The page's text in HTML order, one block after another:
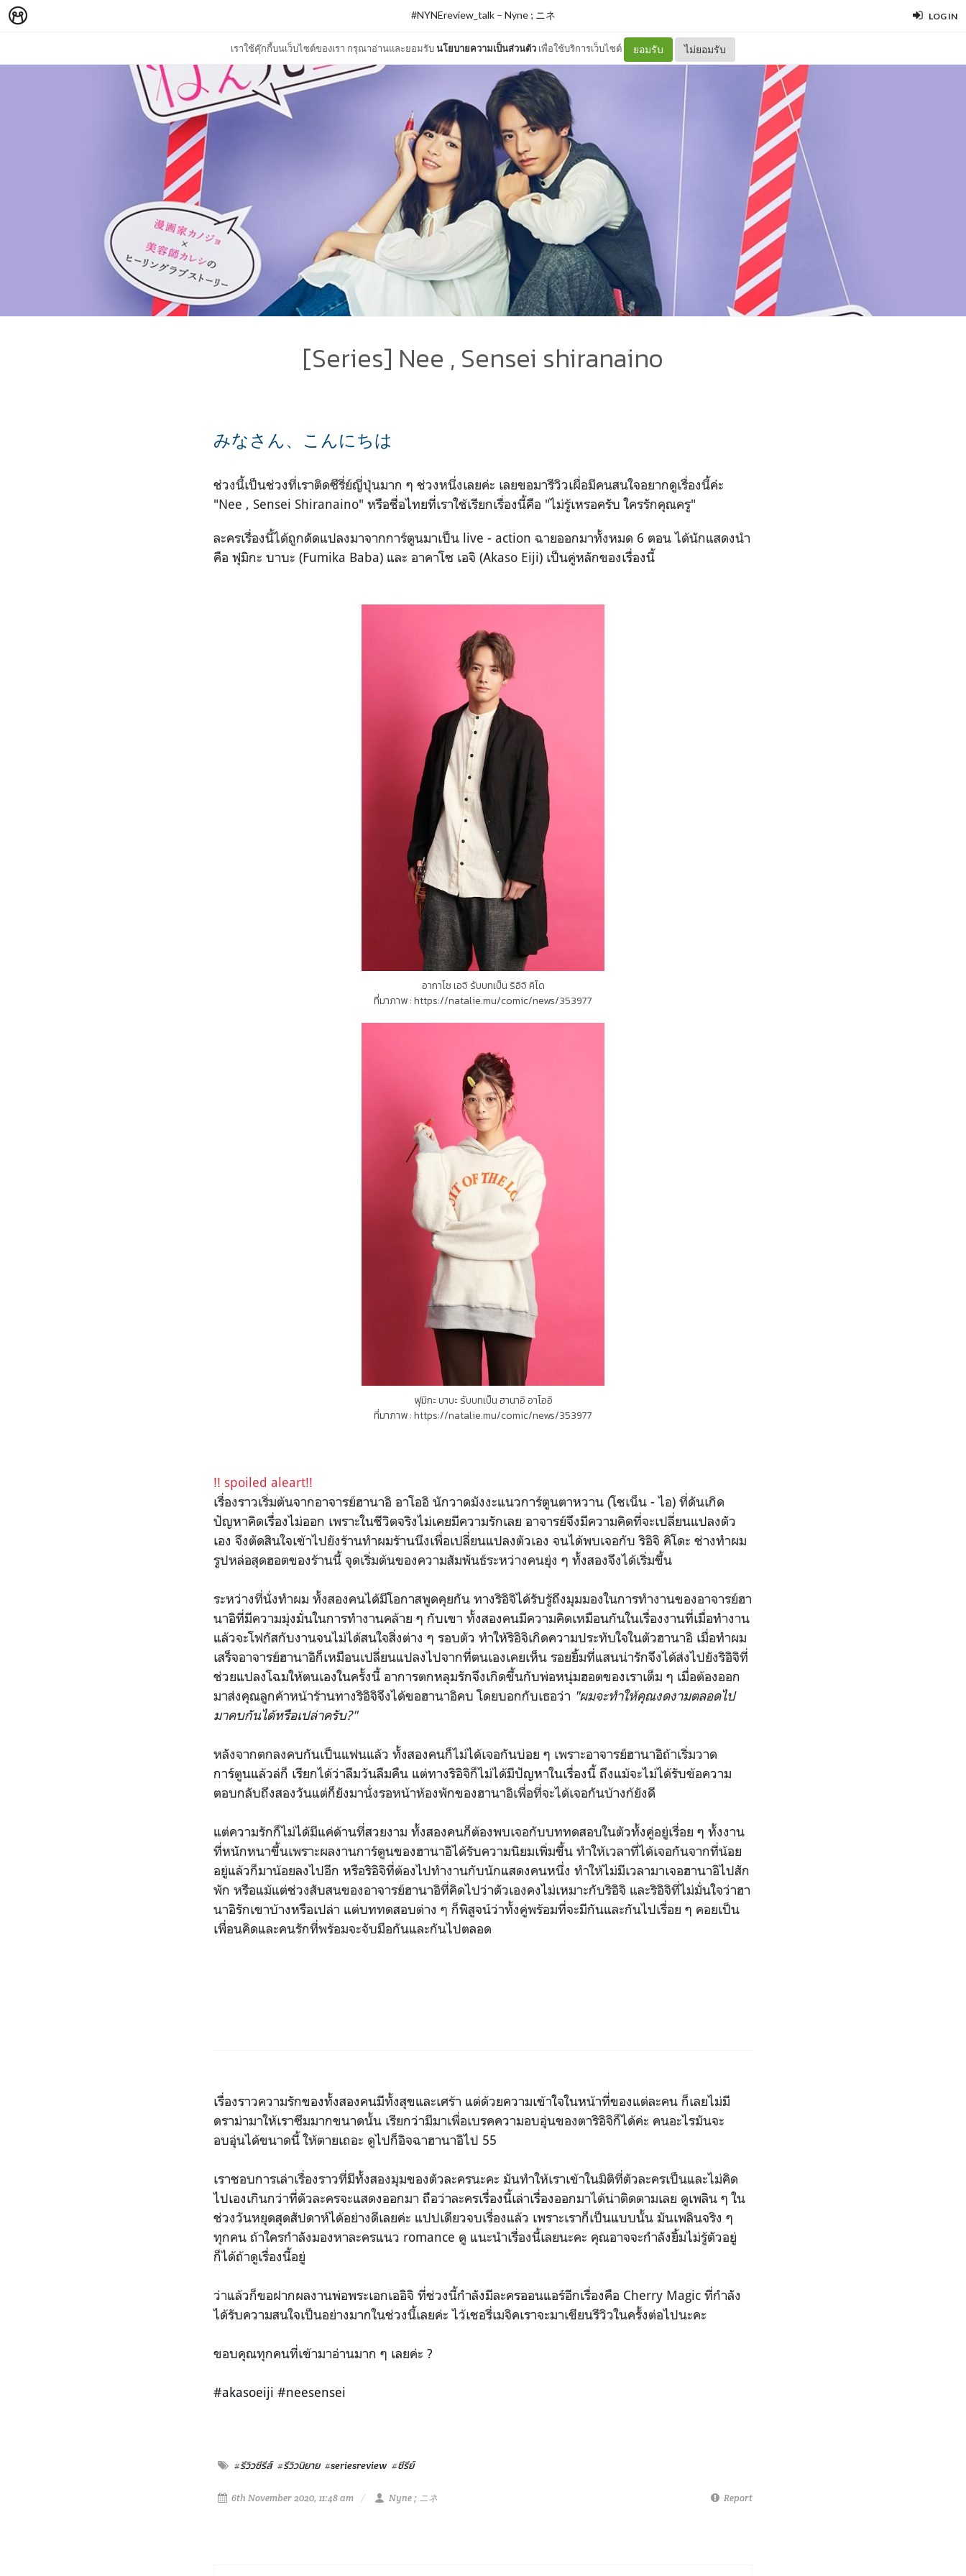
LOG IN
เราใช้คุ๊กกี้บนเว็บไซต์ของเรา กรุณาอ่านและยอมรับนโยบายความเป็นส่วนตัว เพื่อใช้บริการเว็บไซต์ ยอมรับ ไม่ยอมรับ
#NYNEreview_talk– Nyne ; ニネ
[Series] Nee , Sensei shiranaino
みなさん、こんにちは
ช่วงนี้เป็นช่วงที่เราติดซีรี่ย์ญี่ปุ่นมาก ๆ ช่วงหนึ่งเลยค่ะ เลยขอมารีวิวเผื่อมีคนสนใจอยากดูเรื่องนี้ค่ะ
"Nee , Sensei Shiranaino" หรือชื่อไทยที่เราใช้เรียกเรื่องนี้คือ "ไม่รู้เหรอครับ ใครรักคุณครู"
ละครเรื่องนี้ได้ถูกดัดแปลงมาจากการ์ตูนมาเป็น live - action ฉายออกมาทั้งหมด 6 ตอน ได้นักแสดงนำ
คือ ฟุมิกะ บาบะ (Fumika Baba) และ อาคาโซ เอจิ (Akaso Eiji) เป็นคู่หลักของเรื่องนี้
อากาโซ เอจิ รับบทเป็น ริอิจิ คิโด
ที่มาภาพ : https://natalie.mu/comic/news/353977
ฟุมิกะ บาบะ รับบทเป็น ฮานาอิ อาโออิ
ที่มาภาพ : https://natalie.mu/comic/news/353977
!! spoiled aleart!!
เรื่องราวเริ่มต้นจากอาจารย์ฮานาอิ อาโออิ นักวาดมังงะแนวการ์ตูนตาหวาน (โชเน็น - ไอ) ที่ดันเกิด
ปัญหาคิดเรื่องไม่ออก เพราะในชีวิตจริงไม่เคยมีความรักเลย อาจารย์จึงมีความคิดที่จะเปลี่ยนแปลงตัว
เอง จึงตัดสินใจเข้าไปยังร้านทำผมร้านนึงเพื่อเปลี่ยนแปลงตัวเอง จนได้พบเจอกับ ริอิจิ คิโดะ ช่างทำผม
รูปหล่อสุดฮอตของร้านนี้ จุดเริ่มต้นของความสัมพันธ์ระหว่างคนยุ่ง ๆ ทั้งสองจึงได้เริ่มขึ้น
ระหว่างที่นั่งทำผม ทั้งสองคนได้มีโอกาสพูดคุยกัน ทางริอิจิได้รับรู้ถึงมุมมองในการทำงานของอาจารย์ฮา
นาอิที่มีความมุ่งมั่นในการทำงานคล้าย ๆ กับเขา ทั้งสองคนมีความคิดเหมือนกันในเรื่องงานที่เมื่อทำงาน
แล้วจะโฟกัสกับงานจนไม่ได้สนใจสิ่งต่าง ๆ รอบตัว ทำให้ริอิจิเกิดความประทับใจในตัวฮานาอิ เมื่อทำผม
เสร็จอาจารย์ฮานาอิก็เหมือนเปลี่ยนแปลงไปจากที่ตนเองเคยเห็น รอยยิ้มที่แสนน่ารักจึงได้ส่งไปยังริอิจิที่
ช่วยแปลงโฉมให้ตนเองในครั้งนี้ อาการตกหลุมรักจึงเกิดขึ้นกับพ่อหนุ่มฮอตของเราเต็ม ๆ เมื่อต้องออก
มาส่งคุณลูกค้าหน้าร้านทางริอิจิจึงได้ขอฮานาอิคบ โดยบอกกับเธอว่า "ผมจะทำให้คุณงดงามตลอดไป
มาคบกันได้หรือเปล่าครับ?"
หลังจากตกลงคบกันเป็นแฟนแล้ว ทั้งสองคนก็ไม่ได้เจอกันบ่อย ๆ เพราะอาจารย์ฮานาอิถ้าเริ่มวาด
การ์ตูนแล้วล่ก็ เรียกได้ว่าลืมวันลืมคืน แต่ทางริอิจิก็ไม่ได้มีปัญหาในเรื่องนี้ ถึงแม้จะไม่ได้รับข้อความ
ตอบกลับถึงสองวันแต่ก็ยังมานั่งรอหน้าห้องพักของฮานาอิเพื่อที่จะได้เจอกันบ้างก้ยังดี
แต่ความรักก็ไม่ได้มีแค่ด้านที่สวยงาม ทั้งสองคนก็ต้องพบเจอกับบททดสอบในตัวทั้งคู่อยู่เรื่อย ๆ ทั้งงาน
ที่หนักหนาขึ้นเพราะผลงานการ์ตูนของฮานาอิได้รับความนิยมเพิ่มขึ้น ทำให้เวลาที่ได้เจอกันจากที่น้อย
อยู่แล้วก็มาน้อยลงไปอีก หรือริอิจิที่ต้องไปทำงานกับนักแสดงคนหนึ่ง ทำให้ไม่มีเวลามาเจอฮานาอิไปสัก
พัก หรือแม้แต่ช่วงสับสนของอาจารย์ฮานาอิที่คิดไปว่าตัวเองคงไม่เหมาะกับริอิจิ และริอิจิที่ไม่มั่นใจว่าฮา
นาอิรักเขาบ้างหรือเปล่า แต่บททดสอบต่าง ๆ ก็พิสูจน์ว่าทั้งคู่พร้อมที่จะมีกันและกันไปเรื่อย ๆ คอยเป็น
เพื่อนคิดและคนรักที่พร้อมจะจับมือกันและกันไปตลอด
เรื่องราวความรักของทั้งสองคนมีทั้งสุขและเศร้า แต่ด้วยความเข้าใจในหน้าที่ของแต่ละคน ก็เลยไม่มี
ดราม่ามาให้เราซึมมากขนาดนั้น เรียกว่ามีมาเพื่อเบรคความอบอุ่นของตาริอิจิก็ได้ค่ะ คนอะไรมันจะ
อบอุ่นได้ขนาดนี้ ให้ตายเถอะ ดูไปก็อิจฉาฮานาอิไป 55
เราชอบการเล่าเรื่องราวที่มีทั้งสองมุมของตัวละครนะคะ มันทำให้เราเข้าในมิติที่ตัวละครเป็นและไม่คิด
ไปเองเกินกว่าที่ตัวละครจะแสดงออกมา ถือว่าละครเรื่องนี้เล่าเรื่องออกมาได้น่าติดตามเลย ดูเพลิน ๆ ใน
ช่วงวันหยุดสุดสัปดาห์ได้อย่างดีเลยค่ะ แปปเดียวจบเรื่องแล้ว เพราะเราก็เป็นแบบนั้น มันเพลินจริง ๆ
ทุกคน ถ้าใครกำลังมองหาละครแนว romance ดู แนะนำเรื่องนี้เลยนะคะ คุณอาจจะกำลังยิ้มไม่รู้ตัวอยู่
ก็ได้ถ้าดูเรื่องนี้อยู่
ว่าแล้วก็ขอฝากผลงานพ่อพระเอกเออิจิ ที่ช่วงนี้กำลังมีละครออนแอร์อีกเรื่องคือ Cherry Magic ที่กำลัง
ได้รับความสนใจเป็นอย่างมากในช่วงนี้เลยค่ะ ไว้เชอรี่เมจิคเราจะมาเขียนรีวิวในครั้งต่อไปนะคะ
ขอบคุณทุกคนที่เข้ามาอ่านมาก ๆ เลยค่ะ ?
#akasoeiji #neesensei
#รีวิวซีรีส์ #รีวิวนิยาย #seriesreview #ซีรีย์
6th November 2020, 11:48 am Nyne ; ニネ Report